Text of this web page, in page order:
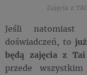
Zajęcia z
Jeśli natomiast
doświadczeń, to
będą zajęcia z
przede